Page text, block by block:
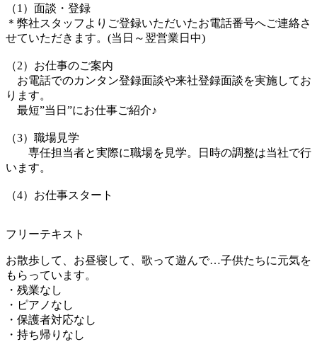
（1）面談・登録
＊弊社スタッフよりご登録いただいたお電話番号へご連絡さ
せていただきます。(当日～翌営業日中)
（2）お仕事のご案内
お電話でのカンタン登録面談や来社登録面談を実施してお
ります。
最短”当日”にお仕事ご紹介♪
（3）職場見学
専任担当者と実際に職場を見学。日時の調整は当社で行
います。
（4）お仕事スタート
フリーテキスト
お散歩して、お昼寝して、歌って遊んで…子供たちに元気を
もらっています。
・残業なし
・ピアノなし
・保護者対応なし
・持ち帰りなし